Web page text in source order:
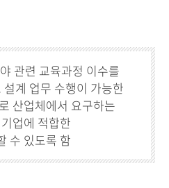
관련 교육과정 이수를
계 업무 수행이 가능한
산업체에서 요구하는
업에 적합한
수 있도록 함